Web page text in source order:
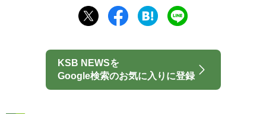
KSB NEWSを
Google検索のお気に入りに登録